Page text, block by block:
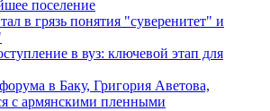
поселение
в грязь понятия "суверенитет" и
в вуз: ключевой этап для
в Баку, Григория Аветова,
с армянскими пленными